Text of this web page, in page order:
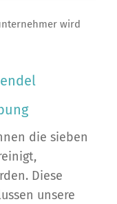
wird
die sieben
Diese
unsere